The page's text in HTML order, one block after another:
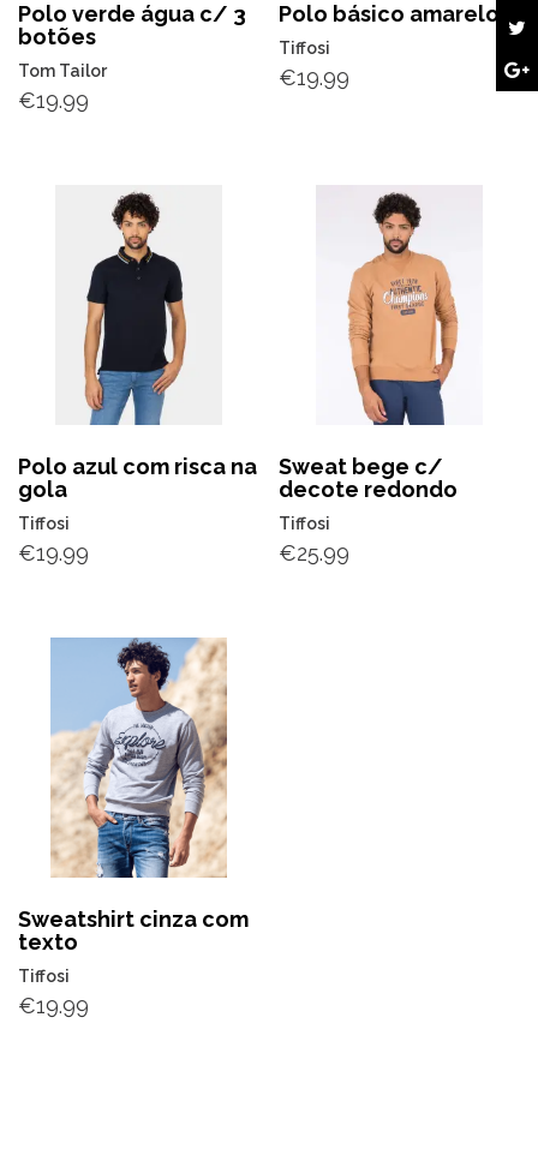
Polo verde água c/ 3
botões
Tom Tailor
€19.99
Polo básico amarelo
Tiffosi
€19.99
Polo azul com risca na
gola
Tiffosi
€19.99
Sweat bege c/
decote redondo
Tiffosi
€25.99
Sweatshirt cinza com
texto
Tiffosi
€19.99